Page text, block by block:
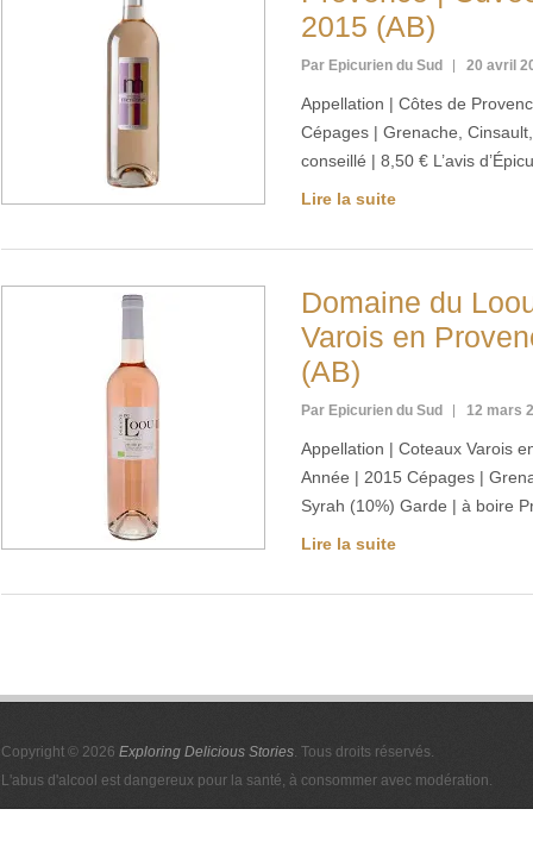
2015 (AB)
Par Epicurien du Sud 20 avril
Appellation | Côtes de
Cépages | Grenache,
conseillé | 8,50 € L’avis
Lire la suite
Domaine du
Varois en
(AB)
Par Epicurien du Sud 12 mars
Appellation | Coteaux Varois
Année | 2015 Cépages |
Syrah (10%) Garde | à boire
Lire la suite
Copyright © 2026 Exploring Delicious Stories. Tous droits réservés.
L'abus d'alcool est dangereux pour la santé, à consommer avec modération.